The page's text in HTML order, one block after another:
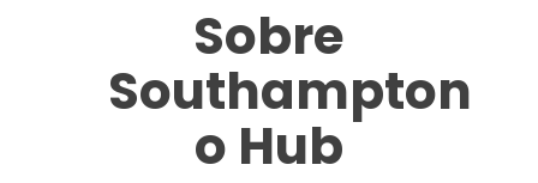
Sobre
Southampton
o Hub